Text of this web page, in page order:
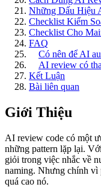
Những Dấu Hiệu
Checklist Kiểm
Checklist Cho
FAQ
Có nên để AI
AI review có
Kết Luận
Bài liên quan
Giới Thiệu
AI review code có một
những pattern lặp lại.
giỏi trong việc nhắc về
naming. Nhưng chính vì
quá cao nó.